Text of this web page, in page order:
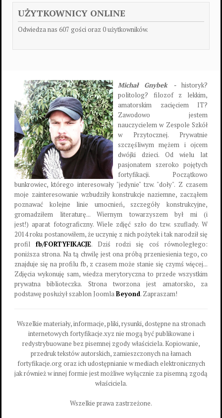
UŻYTKOWNICY ONLINE
Odwiedza nas 607 gości oraz 0 użytkowników.
Michał Gnybek - historyk?
politolog? filozof z lekkim,
amatorskim zacięciem IT?
Zawodowo jestem
nauczycielem w Zespole Szkół
w Przytocznej. Prywatnie
szczęśliwym mężem i ojcem
dwójki dzieci. Od wielu lat
pasjonatem szeroko pojętych
fortyfikacji. Początkowo
bunkrowiec, którego interesowały "jedynie" tzw. "doły". Z czasem
moje zainteresowanie wzbudziły konstrukcje naziemne, zacząłem
poznawać kolejne linie umocnień, szczegóły konstrukcyjne,
gromadziłem literaturę... Wiernym towarzyszem był mi (i
jest!) aparat fotograficzny. Wiele zdjęć szło do tzw. szuflady. W
2014 roku postanowiłem, że uczynię z nich pożytek i tak narodził się
profil fb/FORTYFIKACJE. Dziś rodzi się coś równoległego:
poniższa strona. Na tą chwilę jest ona próbą przeniesienia tego, co
znajduje się na profilu fb, z czasem może stanie się czymś więcej...
Zdjęcia wykonuję sam, wiedza merytoryczna to przede wszystkim
prywatna biblioteczka. Strona tworzona jest amatorsko, za
podstawę posłużył szablon JoomlaBeyond. Zapraszam!
Wszelkie materiały, informacje, pliki, rysunki, dostępne na stronach
internetowych fortyfikacje.xyz nie mogą być publikowane i
redystrybuowane bez pisemnej zgody właściciela. Kopiowanie,
przedruk tekstów autorskich, zamieszczonych na łamach
fortyfikacje.org oraz ich udostępnianie w mediach elektronicznych
jak również w innej formie jest możliwe wyłącznie za pisemną zgodą
właściciela.
Wszelkie prawa zastrzeżone.